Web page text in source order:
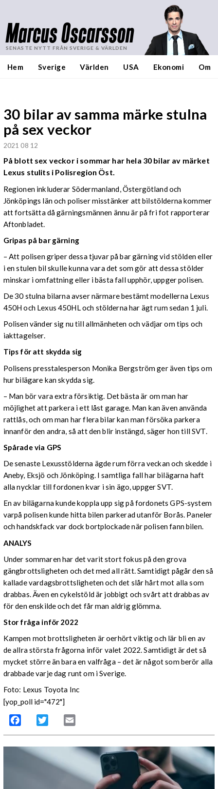
Marcus Oscarsson
SENASTE NYTT FRÅN SVERIGE & VÄRLDEN
Hem Sverige Världen USA Ekonomi Om
30 bilar av samma märke stulna
på sex veckor
2021 08 12
På blott sex veckor i sommar har hela 30 bilar av märket
Lexus stulits i Polisregion Öst.
Regionen inkluderar Södermanland, Östergötland och
Jönköpings län och poliser misstänker att bilstölderna kommer
att fortsätta då gärningsmännen ännu är på fri fot rapporterar
Aftonbladet.
Gripas på bar gärning
– Att polisen griper dessa tjuvar på bar gärning vid stölden eller
i en stulen bil skulle kunna vara det som gör att dessa stölder
minskar i omfattning eller i bästa fall upphör, uppger polisen.
De 30 stulna bilarna avser närmare bestämt modellerna Lexus
450H och Lexus 450HL och stölderna har ägt rum sedan 1 juli.
Polisen vänder sig nu till allmänheten och vädjar om tips och
iakttagelser.
Tips för att skydda sig
Polisens presstalesperson Monika Bergström ger även tips om
hur bilägare kan skydda sig.
– Man bör vara extra försiktig. Det bästa är om man har
möjlighet att parkera i ett låst garage. Man kan även använda
rattlås, och om man har flera bilar kan man försöka parkera
innanför den andra, så att den blir instängd, säger hon till SVT.
Spårade via GPS
De senaste Lexusstölderna ägde rum förra veckan och skedde i
Aneby, Eksjö och Jönköping. I samtliga fall har bilägarna haft
alla nycklar till fordonen kvar i sin ägo, uppger SVT.
En av bilägarna kunde koppla upp sig på fordonets GPS-system
varpå polisen kunde hitta bilen parkerad utanför Borås. Paneler
och handskfack var dock bortplockade när polisen fann bilen.
ANALYS
Under sommaren har det varit stort fokus på den grova
gängbrottsligheten och det med all rätt. Samtidigt pågår den så
kallade vardagsbrottsligheten och det slår hårt mot alla som
drabbas. Även en cykelstöld är jobbigt och svårt att drabbas av
för den enskilde och det får man aldrig glömma.
Stor fråga inför 2022
Kampen mot brottsligheten är oerhört viktig och lär bli en av
de allra största frågorna inför valet 2022. Samtidigt är det så
mycket större än bara en valfråga – det är något som berör alla
drabbade varje dag runt om i Sverige.
Foto: Lexus Toyota Inc
[yop_poll id="472"]
Facebook Twitter